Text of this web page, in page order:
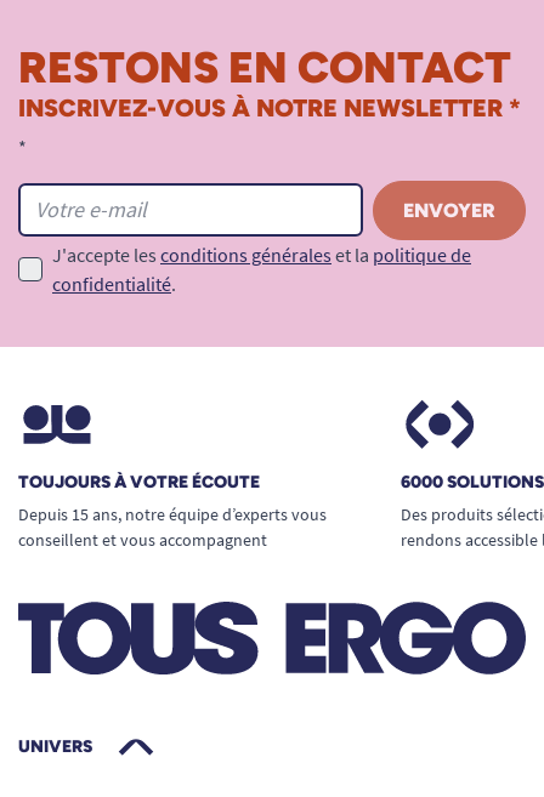
RESTONS EN CONTACT
INSCRIVEZ-VOUS À NOTRE NEWSLETTER *
*
J'accepte les conditions générales et la politique de
confidentialité.
TOUJOURS À VOTRE ÉCOUTE
Depuis 15 ans, notre équipe d’experts vous
conseillent et vous accompagnent
6000
Des produits
rendons
UNIVERS